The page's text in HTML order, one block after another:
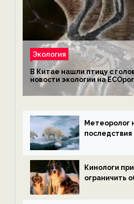
Экология
В Китае нашли птицу с
новости экологии на
Метеоролог
последствия
ECOportal
Кинологи
ограничить